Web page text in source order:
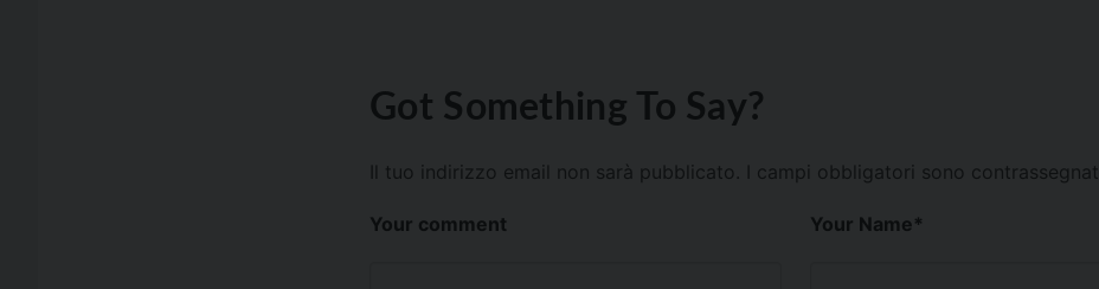
Got Something To Say?
Il tuo indirizzo email non sarà pubblicato. I campi obbligatori sono contrassegnati
Your comment Your Name*